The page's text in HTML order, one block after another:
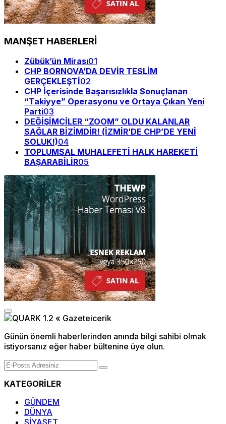
MANŞET HABERLERİ
Zübük’ün Mirası01
CHP BORNOVA’DA DEVİR TESLİM
GERÇEKLEŞTİ02
CHP İçerisinde Başarısızlıkla Sonuçlanan
“Takiyye” Operasyonu ve Ortaya Çıkan Yeni
Parti03
DEĞİŞİMCİLER “ZOOM” OLDU KALANLAR
SAĞLAR BİZİMDİR! (İZMİR’DE CHP’DE YENİ
SOLUK!)04
TOPLUMSAL MUHALEFETİ HALK HAREKETİ
BAŞARABİLİR05
Günün önemli haberlerinden anında bilgi sahibi olmak
istiyorsanız eğer haber bültenine üye olun.
KATEGORİLER
GÜNDEM
DÜNYA